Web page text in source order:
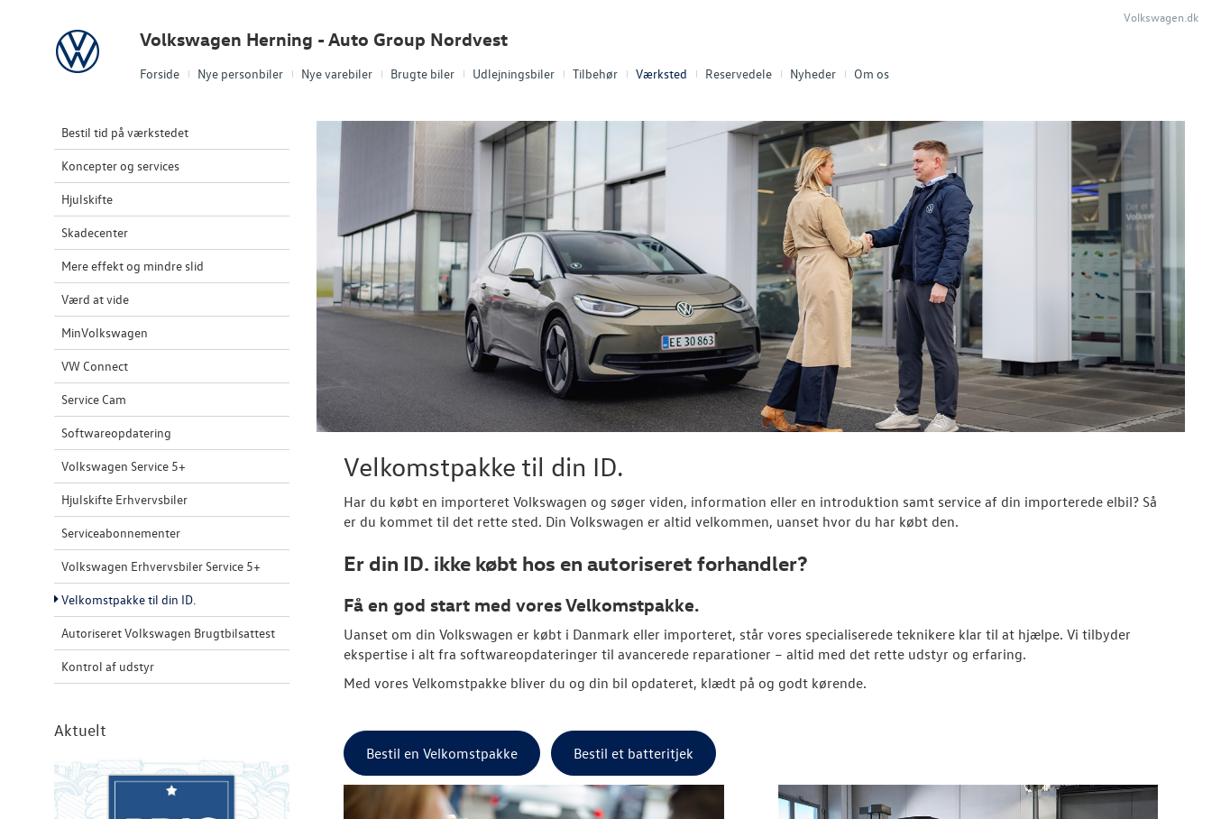
Forside Nye personbiler Nye varebiler Brugte biler Udlejningsbiler Tilbehør Værksted Reservedele Nyheder Om os
Volkswagen Volkswagen Herning - Auto Group Nordvest
Volkswagen.dk
Bestil tid på værkstedet
Koncepter og services
Hjulskifte
Skadecenter
Mere effekt og mindre slid
Værd at vide
MinVolkswagen
VW Connect
Service Cam
Softwareopdatering
Volkswagen Service 5+
Hjulskifte Erhvervsbiler
Serviceabonnementer
Volkswagen Erhvervsbiler Service 5+
Velkomstpakke til din ID.
Autoriseret Volkswagen Brugtbilsattest
Kontrol af udstyr
Aktuelt
Velkomstpakke til din ID.
Har du købt en importeret Volkswagen og søger viden, information eller en introduktion samt service af din importerede elbil? Så
er du kommet til det rette sted. Din Volkswagen er altid velkommen, uanset hvor du har købt den.
Er din ID. ikke købt hos en autoriseret forhandler?
Få en god start med vores Velkomstpakke.
Uanset om din Volkswagen er købt i Danmark eller importeret, står vores specialiserede teknikere klar til at hjælpe. Vi tilbyder
ekspertise i alt fra softwareopdateringer til avancerede reparationer – altid med det rette udstyr og erfaring.
Med vores Velkomstpakke bliver du og din bil opdateret, klædt på og godt kørende.
Bestil en Velkomstpakke Bestil et batteritjek